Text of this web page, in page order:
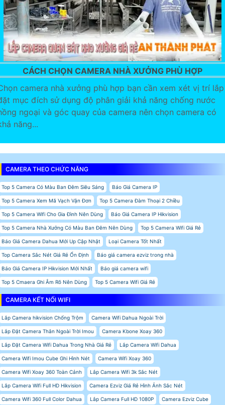
CÁCH CHỌN CAMERA NHÀ XƯỞNG PHÙ HỢP
camera nhà xưởng phù hợp bạn cần xem xét vị trí lắp
mục đích sử dụng độ phân giải khả năng chống nước
ngoại và góc quay của camera nên chọn camera có
năng...
CAMERA THEO CHỨC NĂNG
Top 5 Camera Có Màu Ban Đêm Siêu Sáng Báo Giá Camera IP
Top 5 Camera Xem Mã Vạch Vận Đơn Top 5 Camera Đàm Thoại 2 Chiều
Top 5 Camera Wifi Cho Gia Đình Nên Dùng Báo Giá Camera IP Hikvision
Top 5 Camera Nhà Xưởng Có Màu Ban Đêm Nên Dùng Top 5 Camera Wifi Giá Rẻ
Báo Giá Camera Dahua Mới Up Cập Nhật Loại Camera Tốt Nhất
Top Camera Sắc Nét Giá Rẻ Ổn Định Báo giá camera ezviz trong nhà
Báo Giá Camera IP Hikvision Mới Nhất Báo giá camera wifi
Top 5 Cmaera Ghi Âm Rõ Nên Dùng Top 5 Camera Wifi Giá Rẻ
CAMERA KẾT NỐI WIFI
Lắp Camera hikvision Chống Trộm Camera Wifi Dahua Ngoài Trời
Lắp Đặt Camera Thân Ngoài Trời Imou Camera Kbone Xoay 360
Lắp Đặt Camera Wifi Dahua Trong Nhà Giá Rẻ Lắp Camera Wifi Dahua
Camera Wifi Imou Cube Ghi Hình Nét Camera Wifi Xoay 360
Camera Wifi Xoay 360 Toàn Cảnh Lắp Camera Wifi 3k Sắc Nét
Lắp Camera Wifi Full HD Hikvision Camera Ezviz Giá Rẻ Hình Ảnh Sắc Nét
Camera Wifi 360 Full Color Dahua Lắp Camera Full HD 1080P Camera Ezviz Cube